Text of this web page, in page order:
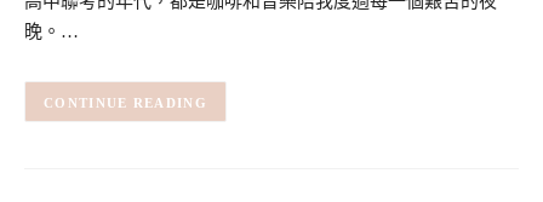
晚。…
CONTINUE READING